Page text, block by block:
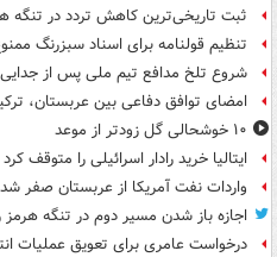
ثبت تاریخی‌ترین کاهش تردد در تنگه
تنظیم قولنامه برای اسناد سبزرنگ
شروع تلخ مدافع تیم ملی پس از
امضای توافق دفاعی بین عربستان،
۱۰ خوشحالی گل زودتر از موعد
ایتالیا خرید رادار اسرائیلی را متوقف کرد
واردات نفت آمریکا از عربستان صفر شد
اجازه باز شدن مسیر دوم در تنگه هرمز
درخواست عامری برای تعویق عملیات